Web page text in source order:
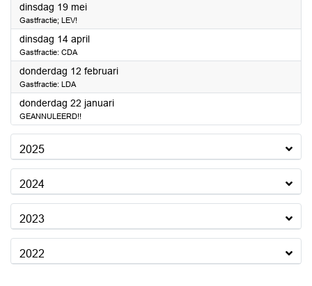
dinsdag 19 mei2026
Gastfractie; LEV!
dinsdag 14 april2026
Gastfractie: CDA
donderdag 12 februari2026
Gastfractie: LDA
donderdag 22 januari2026
GEANNULEERD!!
2025
2024
2023
2022